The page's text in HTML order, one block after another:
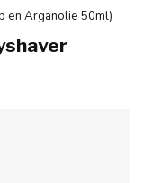
en Arganolie 50ml)